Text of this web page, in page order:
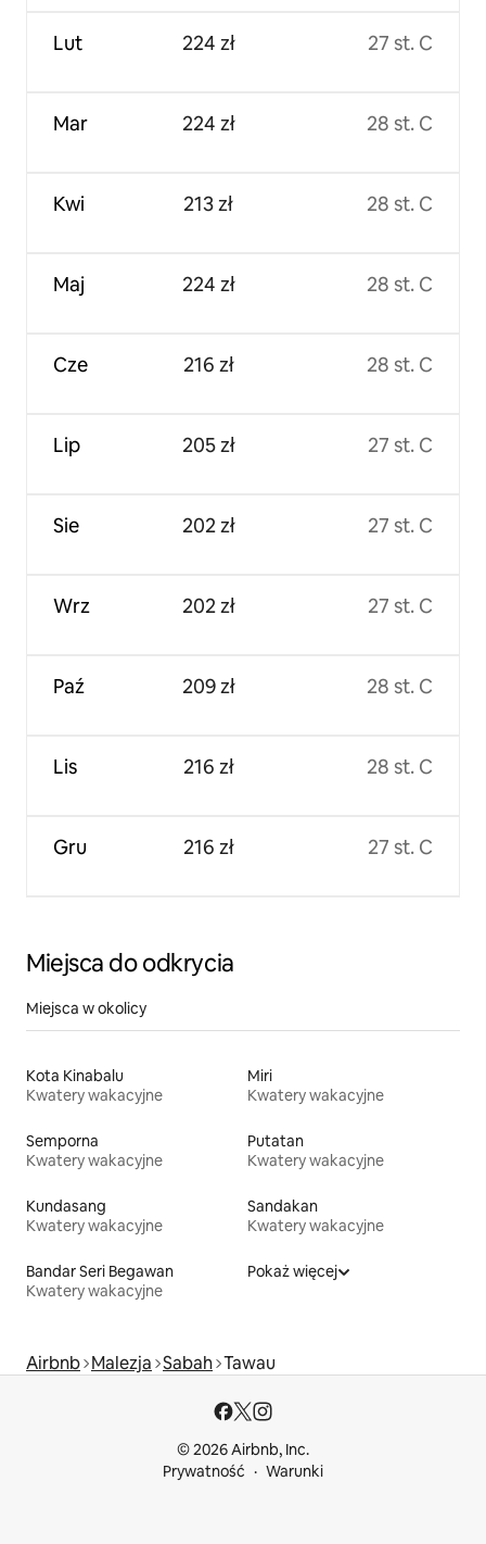
Lut
Mar
Kwi
Maj
Cze
Lip
Sie
Wrz
Paź
Lis
Gru
224 zł
224 zł
213 zł
224 zł
216 zł
205 zł
202 zł
202 zł
209 zł
216 zł
216 zł
27 st. C
28 st. C
28 st. C
28 st. C
28 st. C
27 st. C
27 st. C
27 st. C
28 st. C
28 st. C
27 st. C
Miejsca do odkrycia
Miejsca w okolicy
Kota Kinabalu
Kwatery wakacyjne
Miri
Kwatery wakacyjne
Semporna
Kwatery wakacyjne
Putatan
Kwatery wakacyjne
Kundasang
Kwatery wakacyjne
Sandakan
Kwatery wakacyjne
Bandar Seri Begawan
Kwatery wakacyjne
Pokaż więcej
Airbnb Malezja Sabah Tawau
© 2026 Airbnb, Inc.
Prywatność
Warunki